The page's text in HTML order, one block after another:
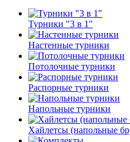
Турники "3 в 1"
Настенные турники
Потолочные турники
Распорные турники
Напольные турники
Хайлетсы (напольные